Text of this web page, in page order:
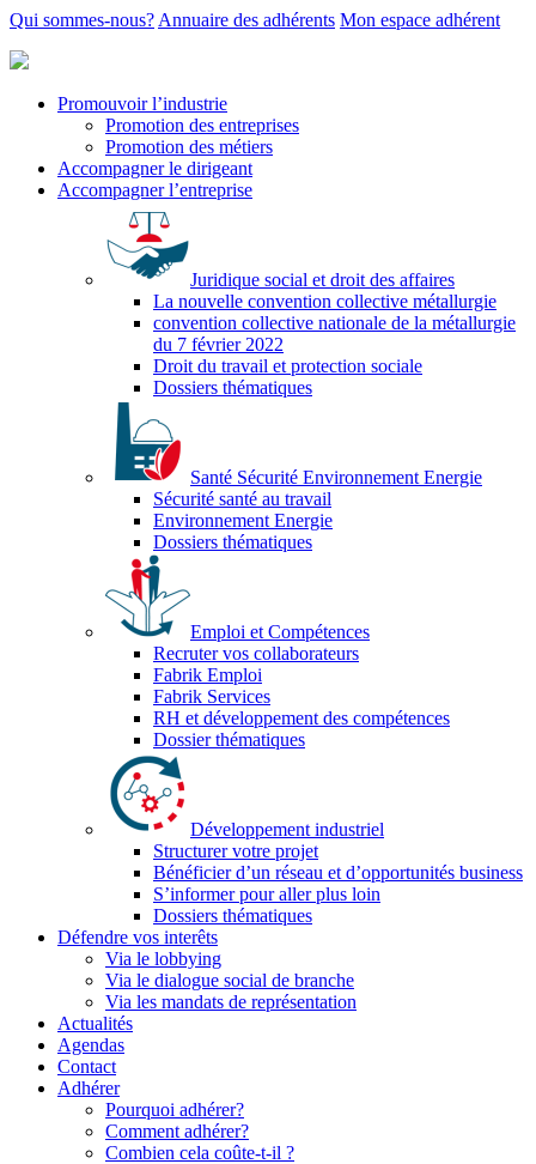
Qui sommes-nous? Annuaire des adhérents Mon espace adhérent
Promouvoir l’industrie
Promotion des entreprises
Promotion des métiers
Accompagner le dirigeant
Accompagner l’entreprise
Juridique social et droit des affaires
La nouvelle convention collective métallurgie
convention collective nationale de la métallurgie
du 7 février 2022
Droit du travail et protection sociale
Dossiers thématiques
Santé Sécurité Environnement Energie
Sécurité santé au travail
Environnement Energie
Dossiers thématiques
Emploi et Compétences
Recruter vos collaborateurs
Fabrik Emploi
Fabrik Services
RH et développement des compétences
Dossier thématiques
Développement industriel
Structurer votre projet
Bénéficier d’un réseau et d’opportunités business
S’informer pour aller plus loin
Dossiers thématiques
Défendre vos interêts
Via le lobbying
Via le dialogue social de branche
Via les mandats de représentation
Actualités
Agendas
Contact
Adhérer
Pourquoi adhérer?
Comment adhérer?
Combien cela coûte-t-il ?